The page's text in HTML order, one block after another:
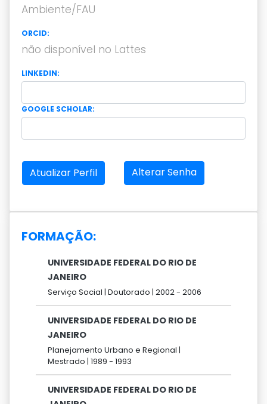
Ambiente/FAU
ORCID:
não disponível no Lattes
LINKEDIN:
GOOGLE SCHOLAR:
Atualizar Perfil Alterar Senha
FORMAÇÃO:
UNIVERSIDADE FEDERAL DO RIO DE
JANEIRO
Serviço Social | Doutorado | 2002 - 2006
UNIVERSIDADE FEDERAL DO RIO DE
JANEIRO
Planejamento Urbano e Regional |
Mestrado | 1989 - 1993
UNIVERSIDADE FEDERAL DO RIO DE